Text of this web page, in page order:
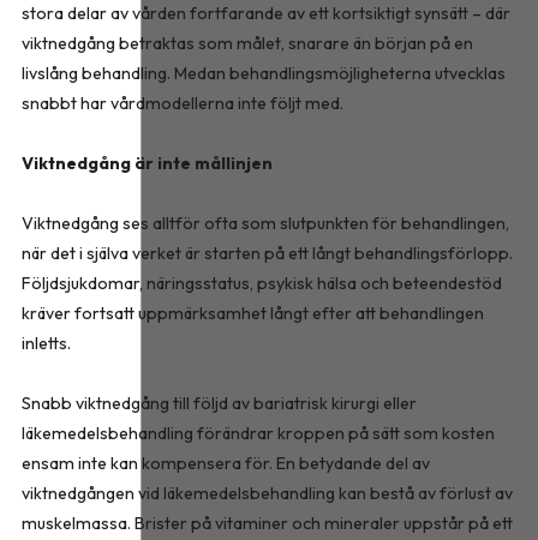
stora delar av vården fortfarande av ett kortsiktigt synsätt – där
viktnedgång betraktas som målet, snarare än början på en
livslång behandling. Medan behandlingsmöjligheterna utvecklas
snabbt har vårdmodellerna inte följt med.
Viktnedgång är inte mållinjen
Viktnedgång ses alltför ofta som slutpunkten för behandlingen,
när det i själva verket är starten på ett långt behandlingsförlopp.
Följdsjukdomar, näringsstatus, psykisk hälsa och beteendestöd
kräver fortsatt uppmärksamhet långt efter att behandlingen
inletts.
Snabb viktnedgång till följd av bariatrisk kirurgi eller
läkemedelsbehandling förändrar kroppen på sätt som kosten
ensam inte kan kompensera för. En betydande del av
viktnedgången vid läkemedelsbehandling kan bestå av förlust av
muskelmassa. Brister på vitaminer och mineraler uppstår på ett